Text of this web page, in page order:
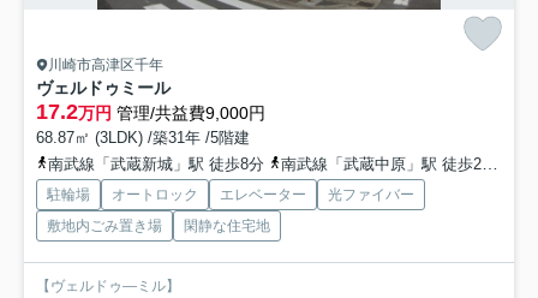
川崎市高津区千年
ヴェルドゥミール
17.2万円 管理/共益費9,000円
68.87㎡ (3LDK) /築31年 /5階建
南武線「武蔵新城」駅 徒歩8分
南武線「武蔵中原」駅 徒歩20分
駐輪場 オートロック エレベーター
光ファイバー
敷地内ごみ置き場
閑静な住宅地
【ヴェルドゥ―ミル】